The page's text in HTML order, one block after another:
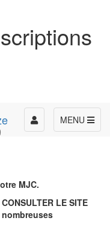
MENU
Toggle
navigation
MJC.
LE SITE
nombreuses